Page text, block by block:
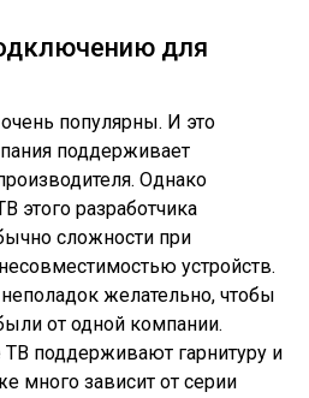
для
популярны. И это
поддерживает
Однако
этого разработчика
сложности при
устройств.
желательно, чтобы
от одной компании.
поддерживают гарнитуру и
много зависит от серии